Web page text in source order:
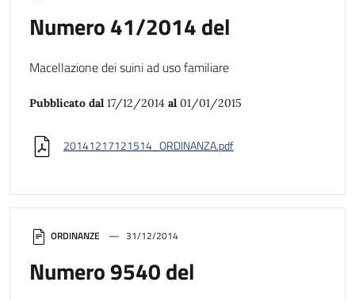
ORDINANZE 31/12/2014
Numero 9540 del
Numero 41/2014 del
Macellazione dei suini ad uso familiare
Pubblicato dal 17/12/2014 al 01/01/2015
20141217121514_ORDINANZA.pdf